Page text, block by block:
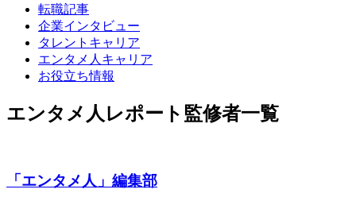
転職記事
企業インタビュー
タレントキャリア
エンタメ人キャリア
お役立ち情報
エンタメ人レポート監修者一覧
「エンタメ⼈」編集部